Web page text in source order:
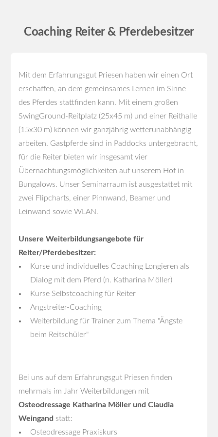
Coaching Reiter & Pferdebesitzer
Mit dem Erfahrungsgut Priesen haben wir einen Ort
erschaffen, an dem gemeinsames Lernen im Sinne
des Pferdes stattfinden kann. Mit einem großen
SwingGround-Reitplatz (25x45 m) und einer Reithalle
(15x30 m) können wir ganzjährig wetterunabhängig
arbeiten. Gastpferde sind in Paddocks untergebracht,
für die Reiter bieten wir insgesamt vier
Übernachtungsmöglichkeiten auf unserem Hof in
Bungalows. Unser Seminarraum ist ausgestattet mit
zwei Flipcharts, einer Pinnwand, Beamer und
Leinwand sowie WLAN.
Unsere Weiterbildungsangebote für
Reiter/Pferdebesitzer:
Kurse und individuelles Coaching Longieren als
Dialog mit dem Pferd (n. Katharina Möller)
Kurse Selbstcoaching für Reiter
Angstreiter-Coaching
Weiterbildung für Trainer zum Thema "Ängste
beim Reitschüler"
Bei uns auf dem Erfahrungsgut Priesen finden
mehrmals im Jahr Weiterbildungen mit
Osteodressage Katharina Möller und Claudia
Weingand statt:
Osteodressage Praxiskurs